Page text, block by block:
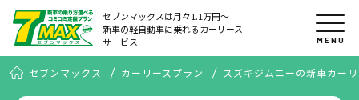
セブンマックスは月々1.1万円〜
新車の軽自動車に乗れるカーリース
サービス
MENU
セブンマックス カーリースプラン スズキジムニーの新車カー